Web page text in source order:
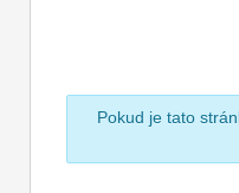
Pokud je tato